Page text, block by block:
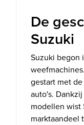
De
Suzuki
Suzuki begon
gestart met
auto's.
modellen wist
marktaandeel